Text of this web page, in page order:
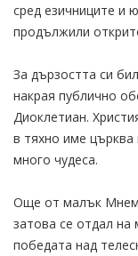
сред езичниците и
продължили
За дързостта си
накрая публично
Диоклетиан.
в тяхно име църква
много чудеса.
Още от малък
затова се отдал на
победата над